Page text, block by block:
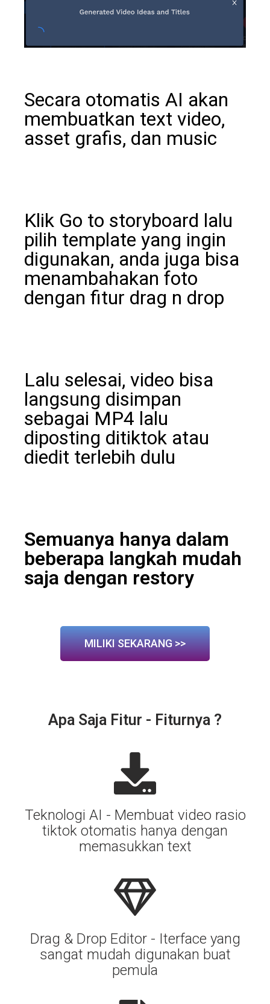
Secara otomatis AI akan
membuatkan text video,
asset grafis, dan music
Klik Go to storyboard lalu
pilih template yang ingin
digunakan, anda juga bisa
menambahakan foto
dengan fitur drag n drop
Lalu selesai, video bisa
langsung disimpan
sebagai MP4 lalu
diposting ditiktok atau
diedit terlebih dulu
Semuanya hanya dalam
beberapa langkah mudah
saja dengan restory
MILIKI SEKARANG >>
Apa Saja Fitur - Fiturnya ?
Teknologi AI - Membuat video rasio
tiktok otomatis hanya dengan
memasukkan text
Drag & Drop Editor - Iterface yang
sangat mudah digunakan buat
pemula